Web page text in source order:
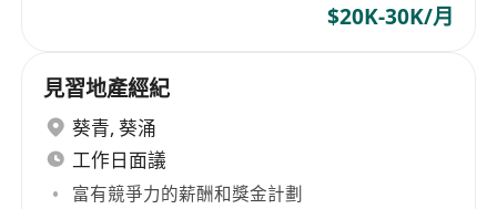
$20K-30K/月
見習地產經紀
葵青, 葵涌
工作日面議
富有競爭力的薪酬和獎金計劃